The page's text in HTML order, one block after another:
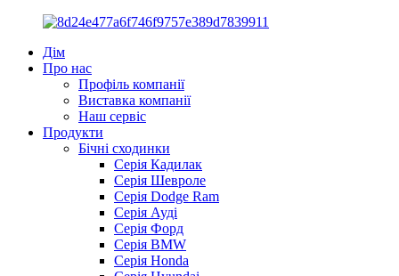
Дім
Про нас
Профіль компанії
Виставка компанії
Наш сервіс
Продукти
Бічні сходинки
Серія Кадилак
Серія Шевроле
Серія Dodge Ram
Серія Ауді
Серія Форд
Серія BMW
Серія Honda